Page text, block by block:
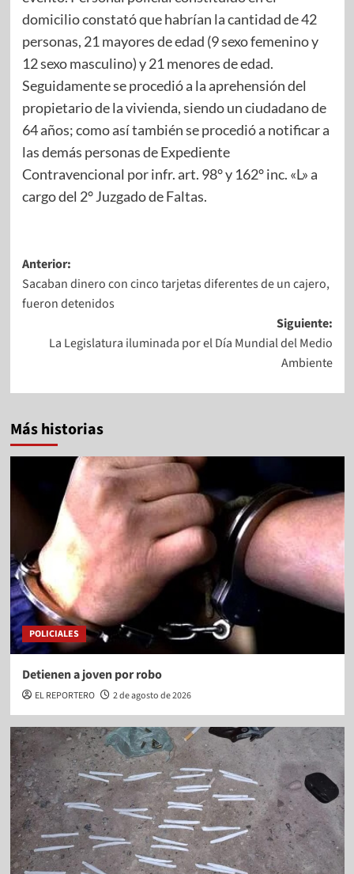
domicilio constató que habrían la cantidad de 42
personas, 21 mayores de edad (9 sexo femenino y
12 sexo masculino) y 21 menores de edad.
Seguidamente se procedió a la aprehensión del
propietario de la vivienda, siendo un ciudadano de
64 años; como así también se procedió a notificar a
las demás personas de Expediente
Contravencional por infr. art. 98° y 162° inc. «L» a
cargo del 2° Juzgado de Faltas.
Anterior:
Sacaban dinero con cinco tarjetas diferentes de un cajero,
fueron detenidos
Siguiente:
La Legislatura iluminada por el Día Mundial del Medio
Ambiente
Más historias
POLICIALES
Detienen a joven por robo
EL REPORTERO 2 de agosto de 2026